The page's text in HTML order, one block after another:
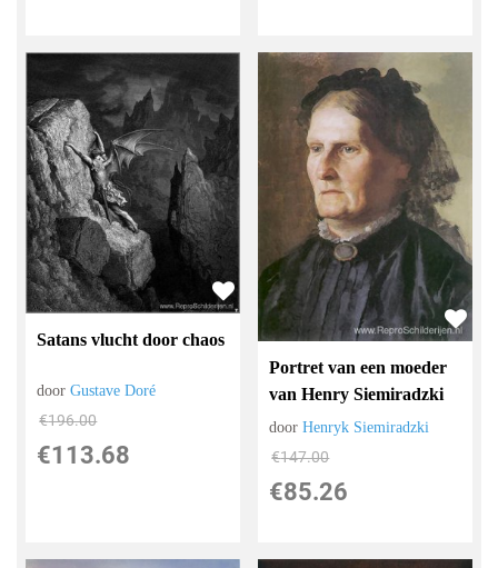
Satans vlucht door chaos
doorGustave Doré
€196.00
€113.68
Portret van een moeder
van Henry Siemiradzki
doorHenryk Siemiradzki
€147.00
€85.26